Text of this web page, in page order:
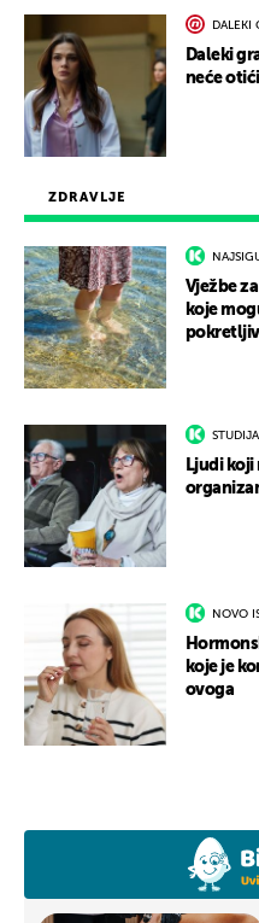
ZDRAVLJE
Vježbe
koje
Ljudi koji
NOVO
koje je
ovoga
DALEKI
Daleki
neće